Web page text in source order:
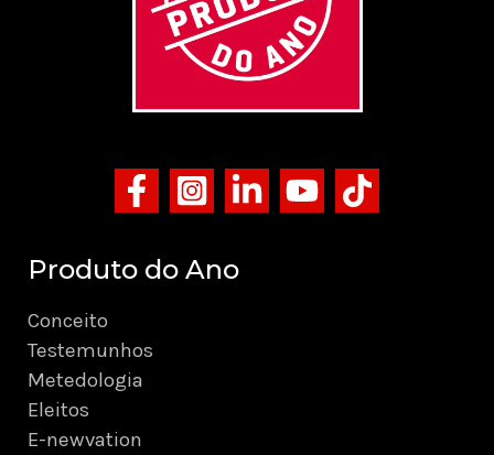
Produto do Ano
Conceito
Testemunhos
Metedologia
Eleitos
E-newvation